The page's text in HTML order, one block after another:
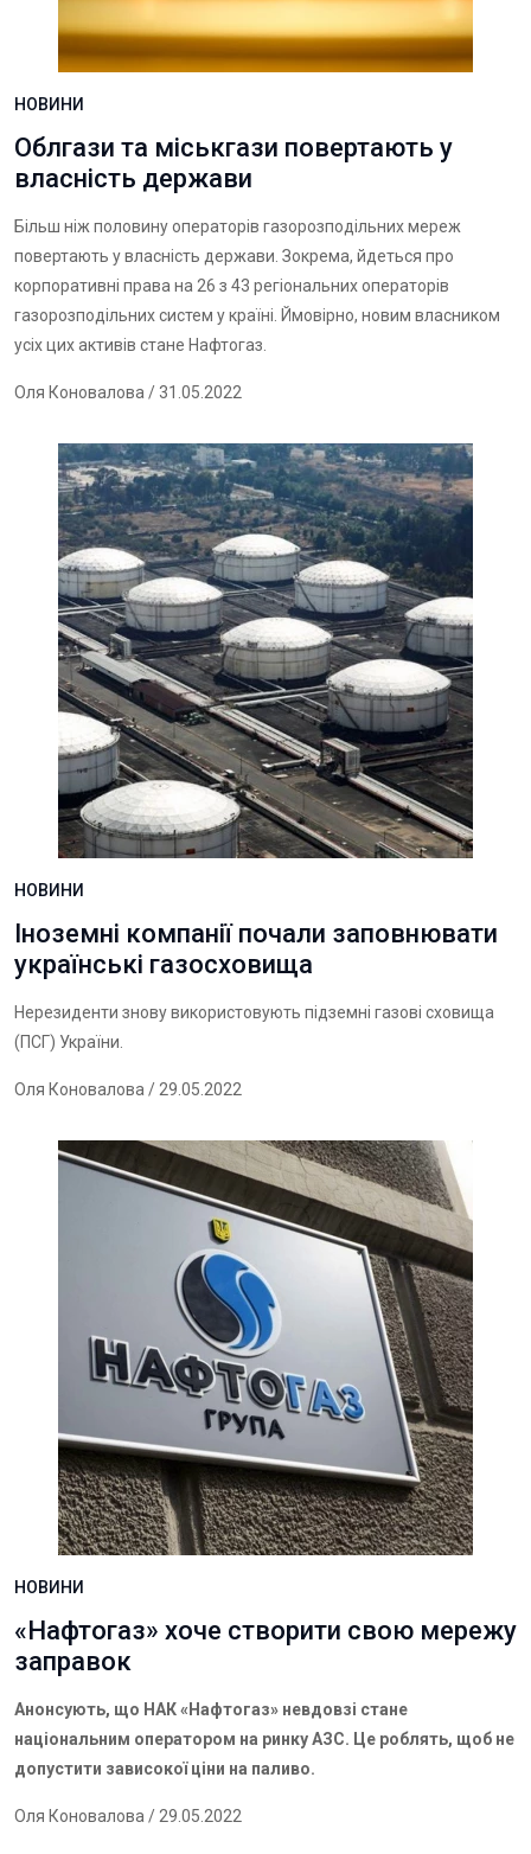
НОВИНИ
Облгази та міськгази повертають у
власність держави
Більш ніж половину операторів газорозподільних мереж
повертають у власність держави. Зокрема, йдеться про
корпоративні права на 26 з 43 регіональних операторів
газорозподільних систем у країні. Ймовірно, новим власником
усіх цих активів стане Нафтогаз.
Оля Коновалова / 31.05.2022
НОВИНИ
Іноземні компанії почали заповнювати
українські газосховища
Нерезиденти знову використовують підземні газові сховища
(ПСГ) України.
Оля Коновалова / 29.05.2022
НОВИНИ
«Нафтогаз» хоче створити свою мережу
заправок
Анонсують, що НАК «Нафтогаз» невдовзі стане
національним оператором на ринку АЗС. Це роблять, щоб не
допустити зависокої ціни на паливо.
Оля Коновалова / 29.05.2022